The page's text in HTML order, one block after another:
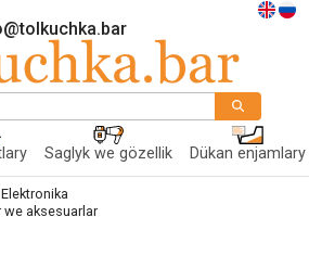
Saglyk we gözellik Dükan enjamlary
Elektronika
we aksesuarlar